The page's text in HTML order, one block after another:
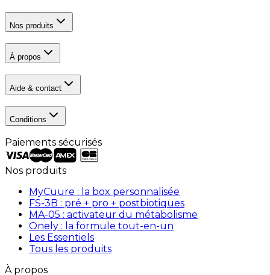
Nos produits
À propos
Aide & contact
Conditions
Paiements sécurisés
Nos produits
MyCuure : la box personnalisée
FS-3B : pré + pro + postbiotiques
MA-05 : activateur du métabolisme
Onely : la formule tout-en-un
Les Essentiels
Tous les produits
À propos